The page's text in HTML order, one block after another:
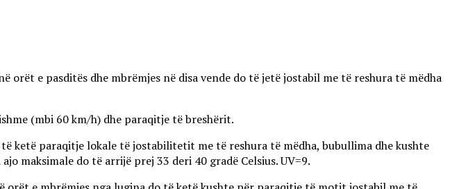
e pasditës dhe mbrëmjes në disa vende do të jetë jostabil me të reshura të mëdha
(mbi 60 km/h) dhe paraqitje të breshërit.
ketë paraqitje lokale të jostabilitetit me të reshura të mëdha, bubullima dhe kushte
maksimale do të arrijë prej 33 deri 40 gradë Celsius. UV=9.